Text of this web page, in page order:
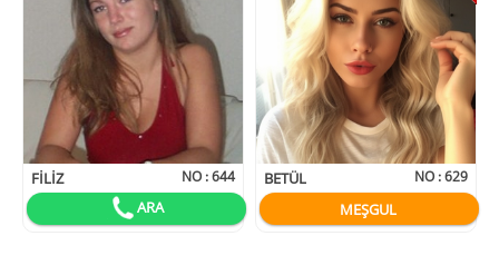
FILIZ NO :644
ARA
BETÜL NO :629
MEŞGUL